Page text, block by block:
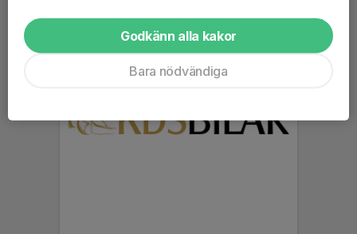
Godkänn alla kakor
Bara nödvändiga